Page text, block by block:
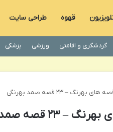
قهوه طراحی سایت
گردشگری و اقامتی ورزشی پزشکی
– ۲۳ قصه صمد بهرنگی
صمد بهرنگی